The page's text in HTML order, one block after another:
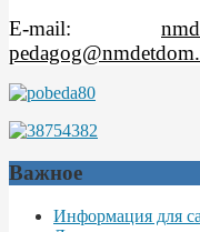
Е-mail:
Важное
Информация для